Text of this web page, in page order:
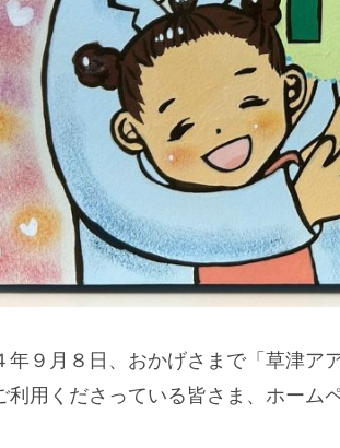
年９月８日、おかげさまで「草津ア
利用くださっている皆さま、ホーム